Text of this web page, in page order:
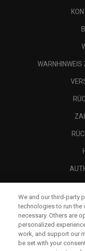
WARNHINWEIS
We and our third-party
technologies to run the
necessary. Others are
personalized
work, and support our
be set with your